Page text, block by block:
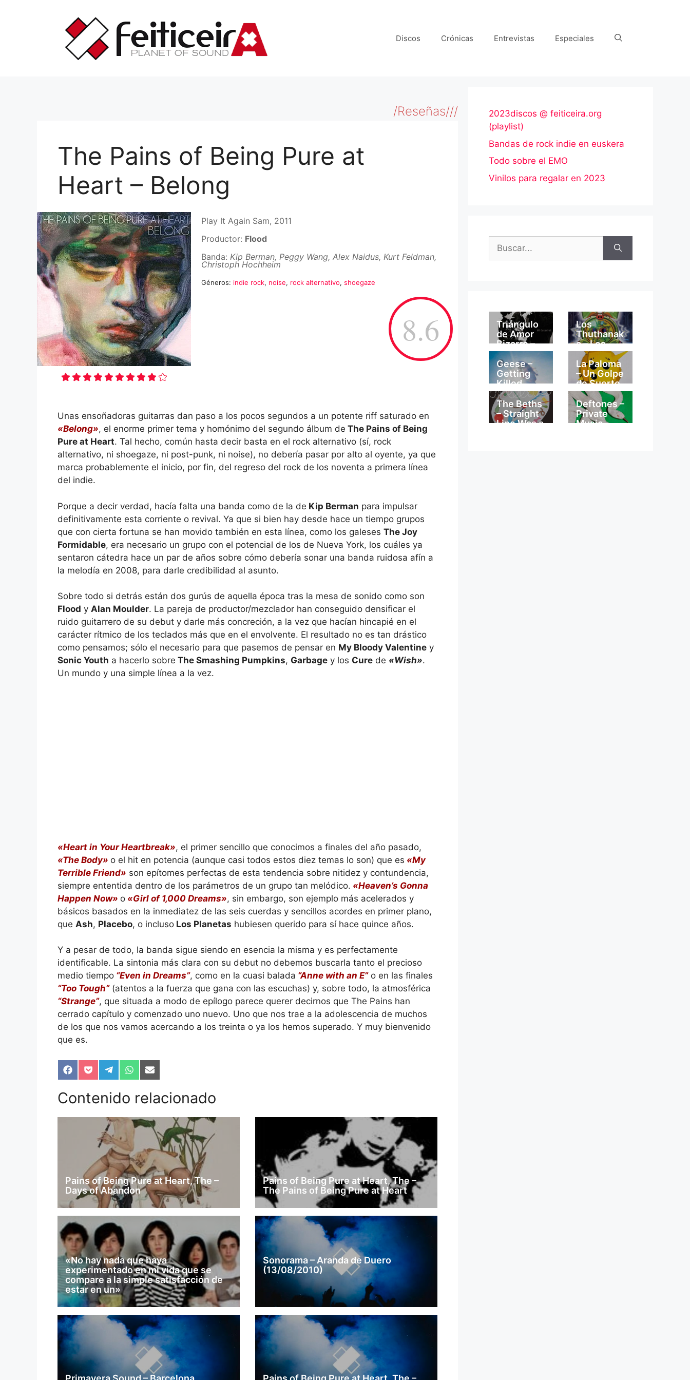
Discos Crónicas Entrevistas Especiales
/Reseñas///
The Pains of Being Pure at
Heart – Belong
Play It Again Sam, 2011
Productor: Flood
Banda: Kip Berman, Peggy Wang, Alex Naidus, Kurt Feldman,
Christoph Hochheim
Géneros: indie rock, noise, rock alternativo, shoegaze
8.6
Unas ensoñadoras guitarras dan paso a los pocos segundos a un potente riff saturado en
«Belong», el enorme primer tema y homónimo del segundo álbum de The Pains of Being
Pure at Heart. Tal hecho, común hasta decir basta en el rock alternativo (sí, rock
alternativo, ni shoegaze, ni post-punk, ni noise), no debería pasar por alto al oyente, ya que
marca probablemente el inicio, por fin, del regreso del rock de los noventa a primera línea
del indie.
Porque a decir verdad, hacía falta una banda como de la de Kip Berman para impulsar
definitivamente esta corriente o revival. Ya que si bien hay desde hace un tiempo grupos
que con cierta fortuna se han movido también en esta línea, como los galeses The Joy
Formidable, era necesario un grupo con el potencial de los de Nueva York, los cuáles ya
sentaron cátedra hace un par de años sobre cómo debería sonar una banda ruidosa afín a
la melodía en 2008, para darle credibilidad al asunto.
Sobre todo si detrás están dos gurús de aquella época tras la mesa de sonido como son
Flood y Alan Moulder. La pareja de productor/mezclador han conseguido densificar el
ruido guitarrero de su debut y darle más concreción, a la vez que hacían hincapié en el
carácter rítmico de los teclados más que en el envolvente. El resultado no es tan drástico
como pensamos; sólo el necesario para que pasemos de pensar en My Bloody Valentine y
Sonic Youth a hacerlo sobre The Smashing Pumpkins, Garbage y los Cure de «Wish».
Un mundo y una simple línea a la vez.
«Heart in Your Heartbreak», el primer sencillo que conocimos a finales del año pasado,
«The Body» o el hit en potencia (aunque casi todos estos diez temas lo son) que es «My
Terrible Friend» son epítomes perfectas de esta tendencia sobre nitidez y contundencia,
siempre ententida dentro de los parámetros de un grupo tan melódico. «Heaven’s Gonna
Happen Now» o «Girl of 1,000 Dreams», sin embargo, son ejemplo más acelerados y
básicos basados en la inmediatez de las seis cuerdas y sencillos acordes en primer plano,
que Ash, Placebo, o incluso Los Planetas hubiesen querido para sí hace quince años.
Y a pesar de todo, la banda sigue siendo en esencia la misma y es perfectamente
identificable. La sintonia más clara con su debut no debemos buscarla tanto el precioso
medio tiempo “Even in Dreams”, como en la cuasi balada “Anne with an E”o en las finales
“Too Tough”(atentos a la fuerza que gana con las escuchas) y, sobre todo, la atmosférica
“Strange”, que situada a modo de epílogo parece querer decirnos que The Pains han
cerrado capítulo y comenzado uno nuevo. Uno que nos trae a la adolescencia de muchos
de los que nos vamos acercando a los treinta o ya los hemos superado. Y muy bienvenido
que es.
Compartir
en
Facebook
Compartir
en
Pocket
Compartir
en
Telegram
Compartir
en
WhatsApp
Compartir
en
Email
Contenido relacionado
Pains of Being Pure at Heart, The –
Days of Abandon
Pains of Being Pure at Heart, The –
The Pains of Being Pure at Heart
«No hay nada que haya
experimentado en mi vida que se
compare a la simple satisfacción de
estar en un»
Sonorama – Aranda de Duero
(13/08/2010)
2023discos @ feiticeira.org
(playlist)
Bandas de rock indie en euskera
Todo sobre el EMO
Vinilos para regalar en 2023
Triángulo
de Amor
Bizarro –
Mi
Catedral
Los
Thuthanak
a – Los
Thuthanak
a
Geese –
Getting
Killed
La Paloma
– Un Golpe
de Suerte
The Beths
– Straight
Line Was a
Deftones –
Private
Music